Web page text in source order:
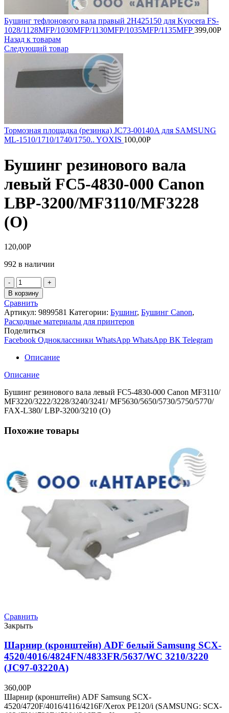
Бушинг тефлонового вала правый 2H425150 для Kyocera FS-
1028/1128MFP/1030MFP/1130MFP/1035MFP/1135MFP399,00Р
Назад к товарам
Следующий товар
Тормозная площадка (резинка) JC73-00140A для SAMSUNG
ML-1510/1710/1740/1750.. YOXIS 100,00Р
Бушинг резинового вала
левый FC5-4830-000 Canon
LBP-3200/MF3110/MF3228
(O)
120,00Р
992 в наличии
Количество
товара
Бушинг
резинового
вала
левый
FC5-
4830-
000
Canon
LBP-
(O)
В корзину
Сравнить
Артикул: 9899581 Категории: Бушинг, Бушинг Canon,
Расходные материалы для принтеров
Поделиться
Facebook Одноклассники WhatsApp WhatsApp ВК Telegram
Описание
Описание
Бушинг резинового вала левый FC5-4830-000 Canon MF3110/
MF3220/3222/3228/3240/3241/ MF5630/5650/5730/5750/5770/
FAX-L380/ LBP-3200/3210 (O)
Похожие товары
Сравнить
Закрыть
Шарнир (кронштейн) ADF белый Samsung SCX-
4520/4016/4824FN/4833FR/5637/WC 3210/3220
(JC97-03220A)
360,00Р
Шарнир (кронштейн) ADF Samsung SCX-
4520/4720F/4016/4116/4216F/Xerox PE120/i (SAMSUNG: SCX-